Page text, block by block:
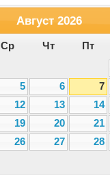
Август 2026
Ср Чт Пт
5 6 7
12 13 14
19 20 21
26 27 28